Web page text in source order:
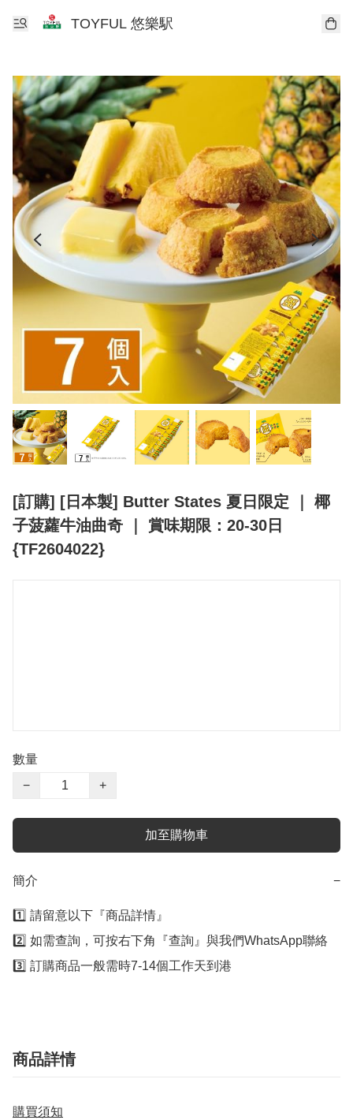
TOYFUL 悠樂駅
[訂購] [日本製] Butter States 夏日限定 ｜ 椰
子菠蘿牛油曲奇 ｜ 賞味期限：20-30日
{TF2604022}
數量
−
+
加至購物車
簡介 −
1️⃣ 請留意以下『商品詳情』
2️⃣ 如需查詢，可按右下角『查詢』與我們WhatsApp聯絡
3️⃣ 訂購商品一般需時7-14個工作天到港
商品詳情
購買須知